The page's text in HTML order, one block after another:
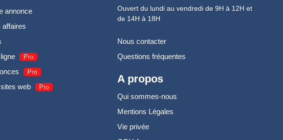
annonce
affaires
Pro
Pro
web Pro
Ouvert du lundi au vendredi de 9H à 12H et
de 14H à 18H
Nous contacter
Questions fréquentes
A propos
Qui sommes-nous
Mentions Légales
Vie privée